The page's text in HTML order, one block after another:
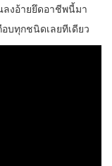
งอ้ายยึดอาชีพนี้มา
บทุกชนิดเลยทีเดียว